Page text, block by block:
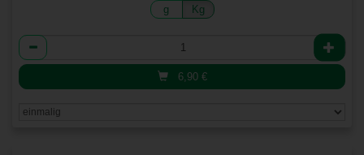
g Kg
Anzahl
6,90 €